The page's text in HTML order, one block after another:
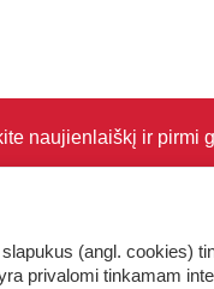
naujienlaiškį ir pirmi
(angl. cookies)
privalomi tinkamam